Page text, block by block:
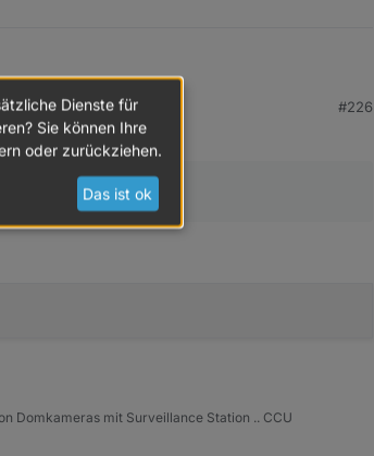
#226
Domkameras mit Surveillance Station .. CCU
Dienste für
Sie können Ihre
oder zurückziehen.
Das ist ok